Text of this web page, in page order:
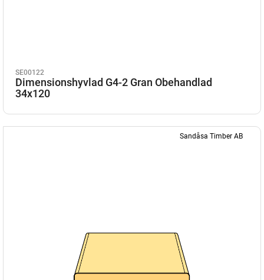
SE00122
Dimensionshyvlad G4-2 Gran Obehandlad
34x120
Sandåsa Timber AB